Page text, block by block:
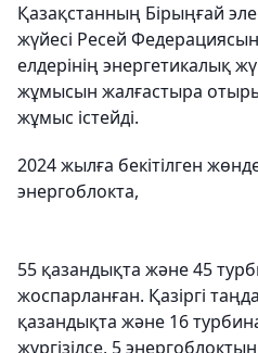
Қазақстанның Бірыңғай
жүйесі Ресей
елдерінің энергетикалық
жұмысын жалғастыра
жұмыс істейді.
2024 жылға бекітілген
энергоблокта,
55 қазандықта және 45
жоспарланған. Қазіргі
қазандықта және 16
жүргізілсе, 5